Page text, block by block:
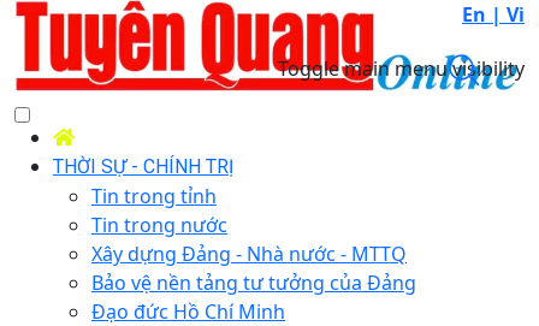
En | Vi
Toggle main menu visibility
THỜI SỰ - CHÍNH TRỊ
Tin trong tỉnh
Tin trong nước
Xây dựng Đảng - Nhà nước - MTTQ
Bảo vệ nền tảng tư tưởng của Đảng
Đạo đức Hồ Chí Minh